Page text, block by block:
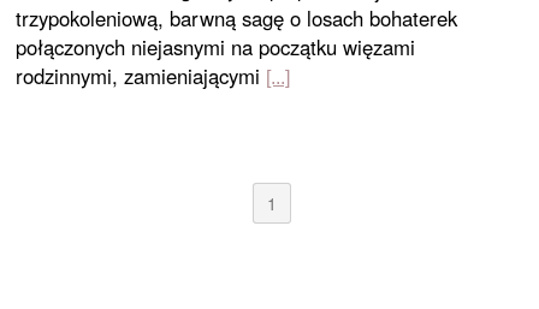
trzypokoleniową, barwną sagę o losach bohaterek
połączonych niejasnymi na początku więzami
rodzinnymi, zamieniającymi
1